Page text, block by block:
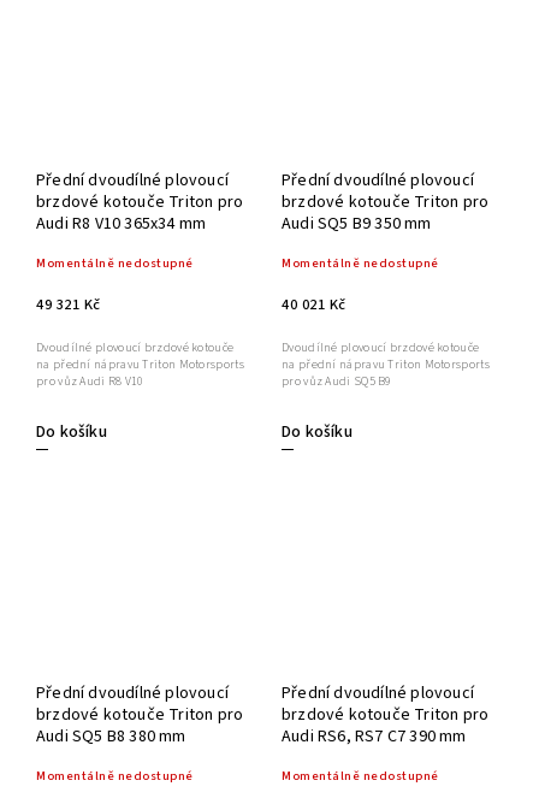
Přední dvoudílné plovoucí
brzdové kotouče Triton pro
Audi R8 V10 365x34 mm
Momentálně nedostupné
49 321 Kč
Do košíku
Dvoudílné plovoucí brzdové kotouče
na přední nápravu Triton Motorsports
pro vůz Audi R8 V10
Přední dvoudílné plovoucí
brzdové kotouče Triton pro
Audi SQ5 B9 350 mm
Momentálně nedostupné
40 021 Kč
Do košíku
Dvoudílné plovoucí brzdové kotouče
na přední nápravu Triton Motorsports
pro vůz Audi SQ5 B9
Přední dvoudílné plovoucí
brzdové kotouče Triton pro
Audi SQ5 B8 380 mm
Momentálně nedostupné
Přední dvoudílné plovoucí
brzdové kotouče Triton pro
Audi RS6, RS7 C7 390 mm
Momentálně nedostupné